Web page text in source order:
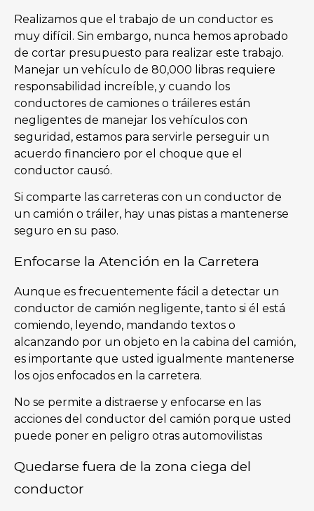
Realizamos que el trabajo de un conductor es
muy difícil. Sin embargo, nunca hemos aprobado
de cortar presupuesto para realizar este trabajo.
Manejar un vehículo de 80,000 libras requiere
responsabilidad increíble, y cuando los
conductores de camiones o tráileres están
negligentes de manejar los vehículos con
seguridad, estamos para servirle perseguir un
acuerdo financiero por el choque que el
conductor causó.
Si comparte las carreteras con un conductor de
un camión o tráiler, hay unas pistas a mantenerse
seguro en su paso.
Enfocarse la Atención en la Carretera
Aunque es frecuentemente fácil a detectar un
conductor de camión negligente, tanto si él está
comiendo, leyendo, mandando textos o
alcanzando por un objeto en la cabina del camión,
es importante que usted igualmente mantenerse
los ojos enfocados en la carretera.
No se permite a distraerse y enfocarse en las
acciones del conductor del camión porque usted
puede poner en peligro otras automovilistas
Quedarse fuera de la zona ciega del
conductor